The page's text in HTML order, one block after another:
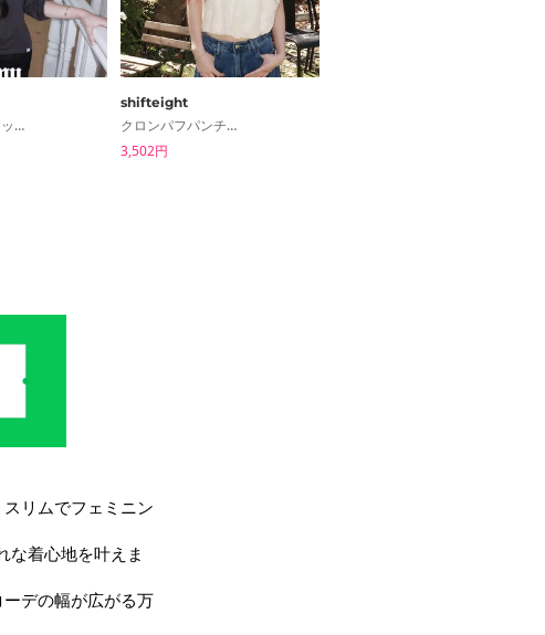
ラインロールアップ7分Tシャツ
shifteight
クロンパフパンチング半袖ブラウス
3,502円
リムでフェミニン
な着心地を叶えま
デの幅が広がる万